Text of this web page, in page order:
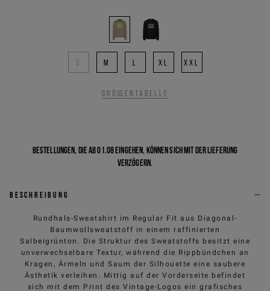
S M XL XXL
Größentabelle
Bestellungen, die ab 01.08 eingehen, können sich mit der Lieferung
verzögern.
Beschreibung
Rundhals-Sweatshirt im Regular Fit aus Diagonal-
Baumwollsweatstoff in einem raffinierten
Salbeigrünton. Die Struktur des Sweatstoffs besitzt eine
unverwechselbare Textur, während die Rippbündchen an
Kragen, Ärmeln und Saum der Silhouette eine saubere
Ästhetik verleihen. Mittig auf der Vorderseite befindet
sich mit dem Print des Vintage-Logos ein grafisches